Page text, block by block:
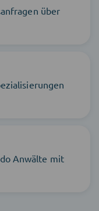
über
Anwälte mit